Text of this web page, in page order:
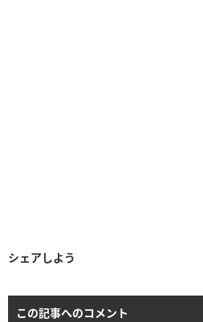
シェアしよう
この記事へのコメント